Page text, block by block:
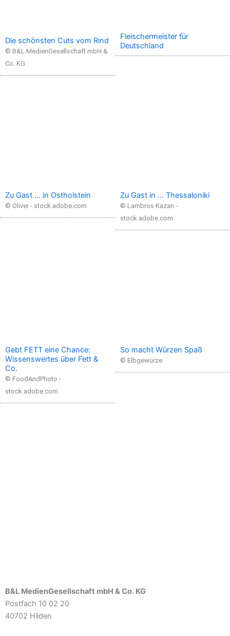
Die schönsten Cuts vom Rind
© B&L MedienGesellschaft mbH &
Co. KG
Fleischermeister für
Deutschland
Zu Gast … in Ostholstein
© Oliver - stock.adobe.com
Zu Gast in … Thessaloniki
© Lambros Kazan -
stock.adobe.com
Gebt FETT eine Chance:
Wissenswertes über Fett &
Co.
© FoodAndPhoto -
stock.adobe.com
So macht Würzen Spaß
© Elbgewürze
B&L MedienGesellschaft mbH & Co. KG
Postfach 10 02 20
40702 Hilden